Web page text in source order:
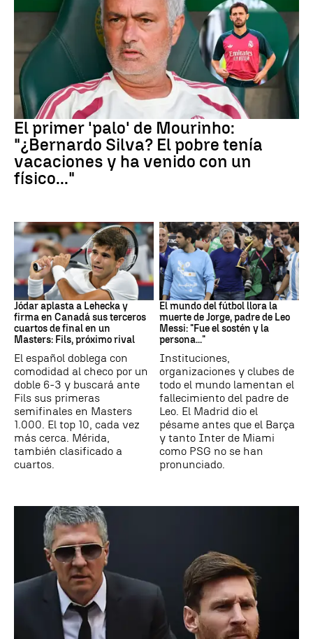
Real Madrid
El primer 'palo' de Mourinho:
"¿Bernardo Silva? El pobre tenía
vacaciones y ha venido con un
físico..."
Canadá
Jódar aplasta a Lehecka y
firma en Canadá sus terceros
cuartos de final en un
Masters: Fils, próximo rival
El español doblega con
comodidad al checo por un
doble 6-3 y buscará ante
Fils sus primeras
semifinales en Masters
1.000. El top 10, cada vez
más cerca. Mérida,
también clasificado a
cuartos.
Leo Messi
El mundo del fútbol llora la
muerte de Jorge, padre de Leo
Messi: "Fue el sostén y la
persona..."
Instituciones,
organizaciones y clubes de
todo el mundo lamentan el
fallecimiento del padre de
Leo. El Madrid dio el
pésame antes que el Barça
y tanto Inter de Miami
como PSG no se han
pronunciado.